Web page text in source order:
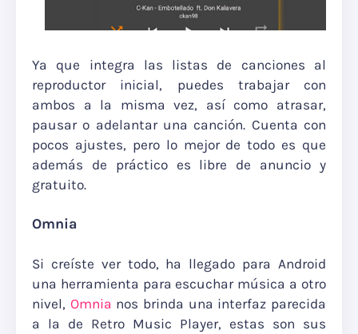
Ya que integra las listas de canciones al
reproductor inicial, puedes trabajar con
ambos a la misma vez, así como atrasar,
pausar o adelantar una canción. Cuenta con
pocos ajustes, pero lo mejor de todo es que
además de práctico es libre de anuncio y
gratuito.
Omnia
Si creíste ver todo, ha llegado para Android
una herramienta para escuchar música a otro
nivel, Omnia nos brinda una interfaz parecida
a la de Retro Music Player, estas son sus